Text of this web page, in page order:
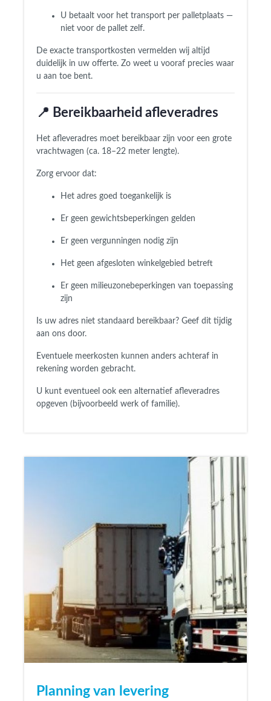
U betaalt voor het transport per palletplaats —
niet voor de pallet zelf.
De exacte transportkosten vermelden wij altijd
duidelijk in uw offerte. Zo weet u vooraf precies waar
u aan toe bent.
📍 Bereikbaarheid afleveradres
Het afleveradres moet bereikbaar zijn voor een grote
vrachtwagen (ca. 18–22 meter lengte).
Zorg ervoor dat:
Het adres goed toegankelijk is
Er geen gewichtsbeperkingen gelden
Er geen vergunningen nodig zijn
Het geen afgesloten winkelgebied betreft
Er geen milieuzonebeperkingen van toepassing
zijn
Is uw adres niet standaard bereikbaar? Geef dit tijdig
aan ons door.
Eventuele meerkosten kunnen anders achteraf in
rekening worden gebracht.
U kunt eventueel ook een alternatief afleveradres
opgeven (bijvoorbeeld werk of familie).
Planning van levering